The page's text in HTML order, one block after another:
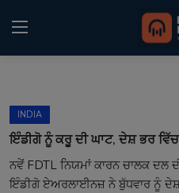
Home
Punjabi Podcast
INDIA
ਇੰਡੀਗੋ ਨੂੰ ਕਰੂ ਦੀ ਘਾਟ, ਦੇਸ਼ ਭਰ
ਨਵੇਂ FDTL ਨਿਯਮਾਂ ਕਾਰਨ ਚਾਲਕ ਦਲ
ਇੰਡੀਗੋ ਏਅਰਲਾਈਨਜ਼ ਨੇ ਬੁੱਧਵਾਰ ਨੂੰ